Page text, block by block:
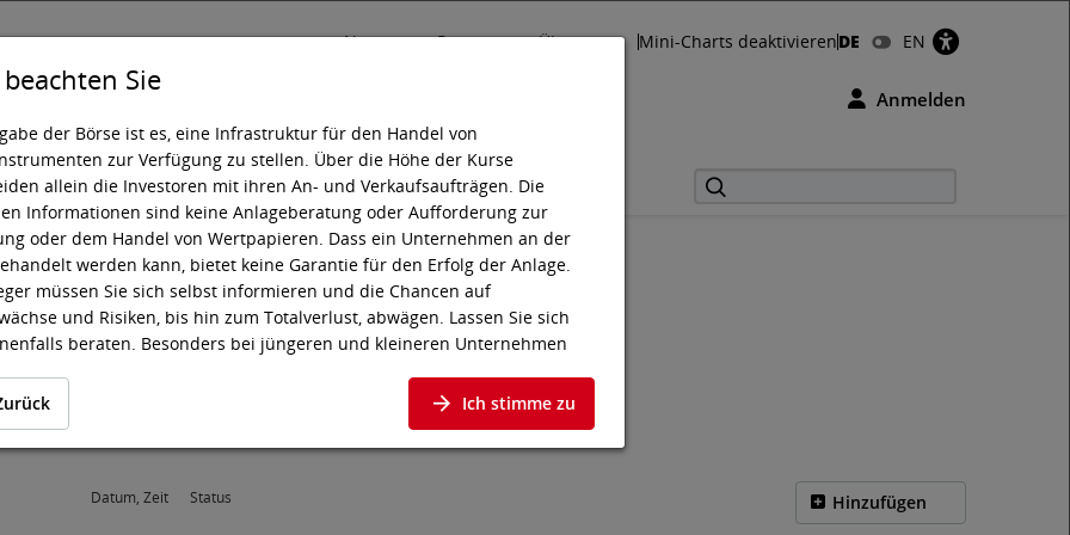
News Presse Über uns Mini-Charts deaktivierenDE EN
Anmelden
Wissen Technik
Sie
der Börse ist es, eine Infrastruktur für den Handel von
zur Verfügung zu stellen. Über die Höhe der Kurse
allein die Investoren mit ihren An- und Verkaufsaufträgen. Die
Informationen sind keine Anlageberatung oder Aufforderung zur
oder dem Handel von Wertpapieren. Dass ein Unternehmen an der
werden kann, bietet keine Garantie für den Erfolg der Anlage.
müssen Sie sich selbst informieren und die Chancen auf
und Risiken, bis hin zum Totalverlust, abwägen. Lassen Sie sich
beraten. Besonders bei jüngeren und kleineren Unternehmen
zur Verfügung.
Wertpapiere notieren an einem Markt, an dem die EU-
sowie die börsegesetzlichen Emittentenpflichten für Geregelte
insbesondere bei den Informationspflichten, nicht vollständig gelten.
finden allerdings die meisten Vorschriften der EU-
Ich stimme zu
Datum, Zeit Status Hinzufügen